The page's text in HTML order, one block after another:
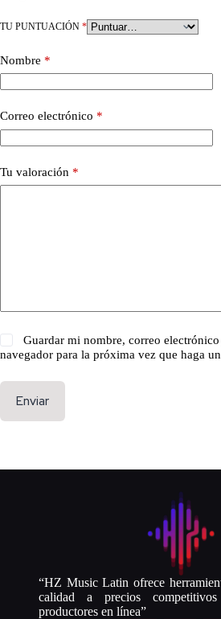
TU PUNTUACIÓN *
Nombre *
Correo electrónico *
Tu valoración *
Guardar mi nombre, correo
navegador para la próxima vez que haga
Enviar
“HZ Music Latin ofrece
calidad a precios
productores en línea”